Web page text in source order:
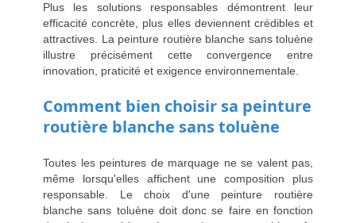
Plus les solutions responsables démontrent leur
efficacité concrète, plus elles deviennent crédibles et
attractives. La peinture routière blanche sans toluène
illustre précisément cette convergence entre
innovation, praticité et exigence environnementale.
Comment bien choisir sa peinture
routière blanche sans toluène
Toutes les peintures de marquage ne se valent pas,
même lorsqu'elles affichent une composition plus
responsable. Le choix d'une peinture routière
blanche sans toluène doit donc se faire en fonction